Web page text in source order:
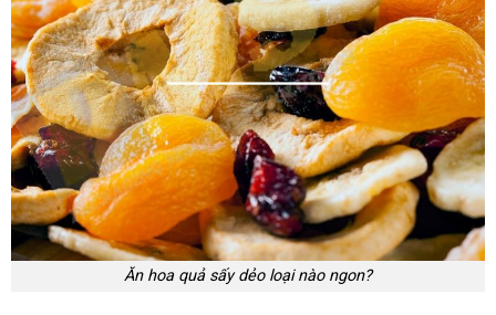
Ăn hoa quả sấy dẻo loại nào ngon?